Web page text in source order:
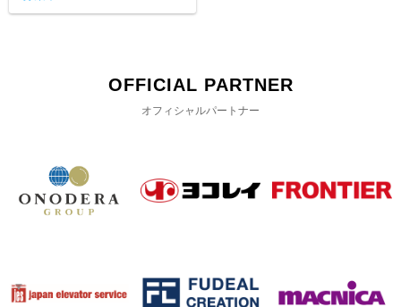
OFFICIAL PARTNER
オフィシャルパートナー